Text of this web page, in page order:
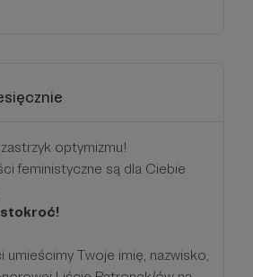
optymizmu!
feministyczne są dla Ciebie
umieścimy Twoje imię, nazwisko,